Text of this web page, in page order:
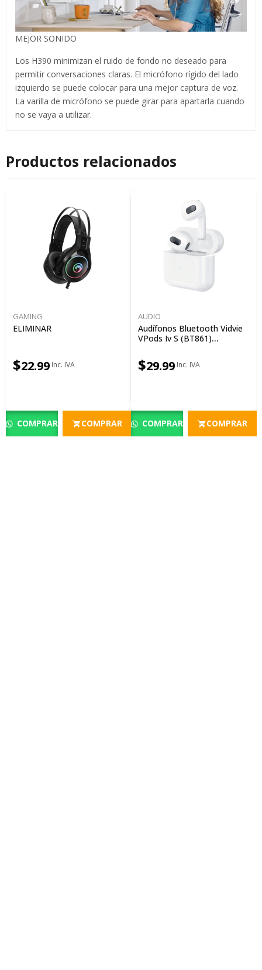
MEJOR SONIDO
Los H390 minimizan el ruido de fondo no deseado para
permitir conversaciones claras. El micrófono rígido del lado
izquierdo se puede colocar para una mejor captura de voz.
La varilla de micrófono se puede girar para apartarla cuando
no se vaya a utilizar.
Productos relacionados
GAMING
ELIMINAR
$22.99
COMPRAR COMPRAR
AUDIO
Audífonos Bluetooth Vidvie
VPods Iv S (BT861)
De Carga
$29.99
COMPRAR COMPRAR